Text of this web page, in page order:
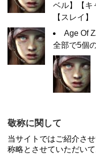
ベル】【キ
【スレイ】
Age Of
全部で5個
敬称に関して
当サイトではご紹介さ
称略とさせていただい